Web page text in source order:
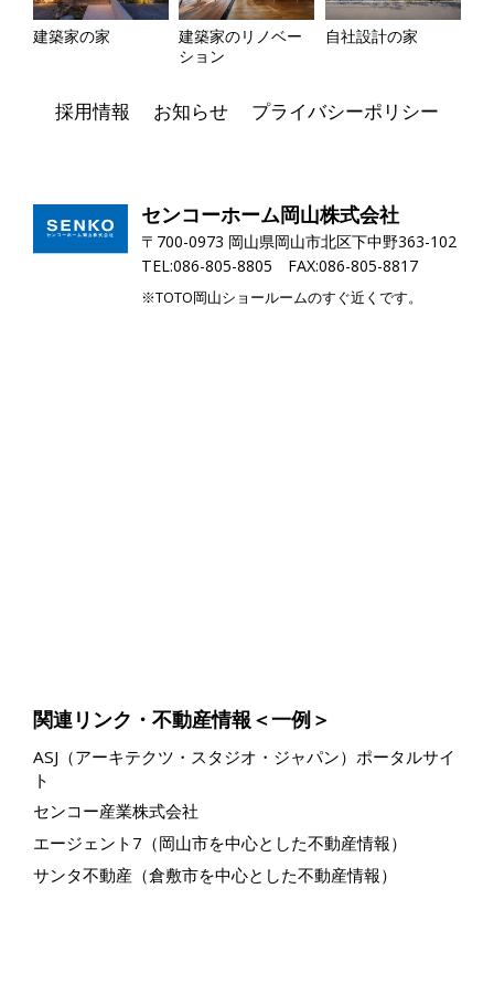
建築家の家
建築家のリノベー
ション
自社設計の家
採用情報 お知らせ プライバシーポリシー
センコーホーム岡山株式会社
〒700-0973 岡山県岡山市北区下中野363-102
TEL:086-805-8805 FAX:086-805-8817
※TOTO岡山ショールームのすぐ近くです。
関連リンク・不動産情報＜一例＞
ASJ（アーキテクツ・スタジオ・ジャパン）ポータルサイ
ト
センコー産業株式会社
エージェント7（岡山市を中心とした不動産情報）
サンタ不動産（倉敷市を中心とした不動産情報）